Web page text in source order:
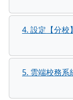
4. 設定【分校
5. 雲端校務系